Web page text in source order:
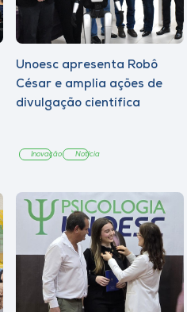
Unoesc apresenta Robô
César e amplia ações de
divulgação científica
Inovação Notícia